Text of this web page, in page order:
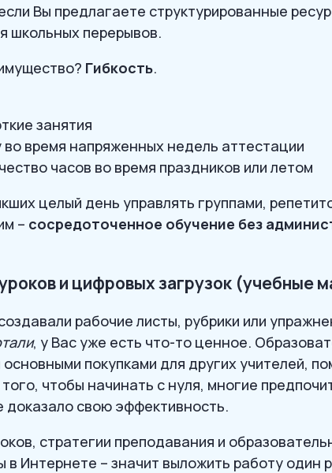
Вы предлагаете структурированные
школьных перерывов.
Гибкость.
занятия
во время напряженных недель аттестации
часов во время праздников или летом
целый день управлять группами,
– сосредоточенное обучение без
и цифровых загрузок (учебные
рабочие листы, рубрики или
, у Вас уже есть что-то ценное.
основными покупками для других учителей,
чтобы начинать с нуля, многие
доказало свою эффективность.
стратегии преподавания и
в Интернете – значит выложить работу один